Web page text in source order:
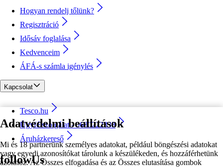
Adatvédelmi beállítások
Mi és 18 partnerünk személyes adatokat, például böngészési adatokat
vagy egyedi azonosítókat tárolunk a készülékeden, és hozzáférhetünk
azokhoz. Az Összes elfogadása és az Összes elutasítása gombok
Hogyan rendelj tőlünk?
Regisztráció
Idősáv foglalása
Kedvenceim
ÁFÁ-s számla igénylés
Kapcsolat
Tesco.hu
Ügyfélszolgálat - 0680222333
Áruházkereső
followUs